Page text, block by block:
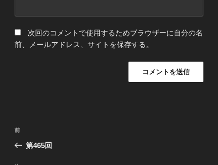
次回のコメントで使用するためブラウザーに自分の名
前、メールアドレス、サイトを保存する。
投
前
の
前
第465回